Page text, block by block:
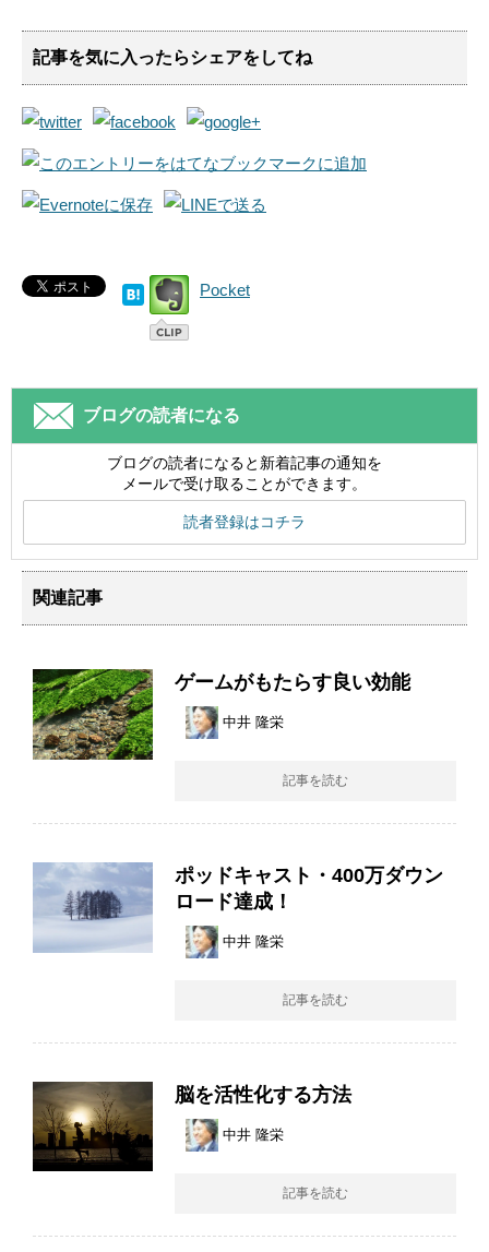
記事を気に入ったらシェアをしてね
Pocket
ブログの読者になる
ブログの読者になると新着記事の通知を
メールで受け取ることができます。
読者登録はコチラ
関連記事
ゲームがもたらす良い効能
中井 隆栄
記事を読む
ポッドキャスト・400万ダウン
ロード達成！
中井 隆栄
記事を読む
脳を活性化する方法
中井 隆栄
記事を読む